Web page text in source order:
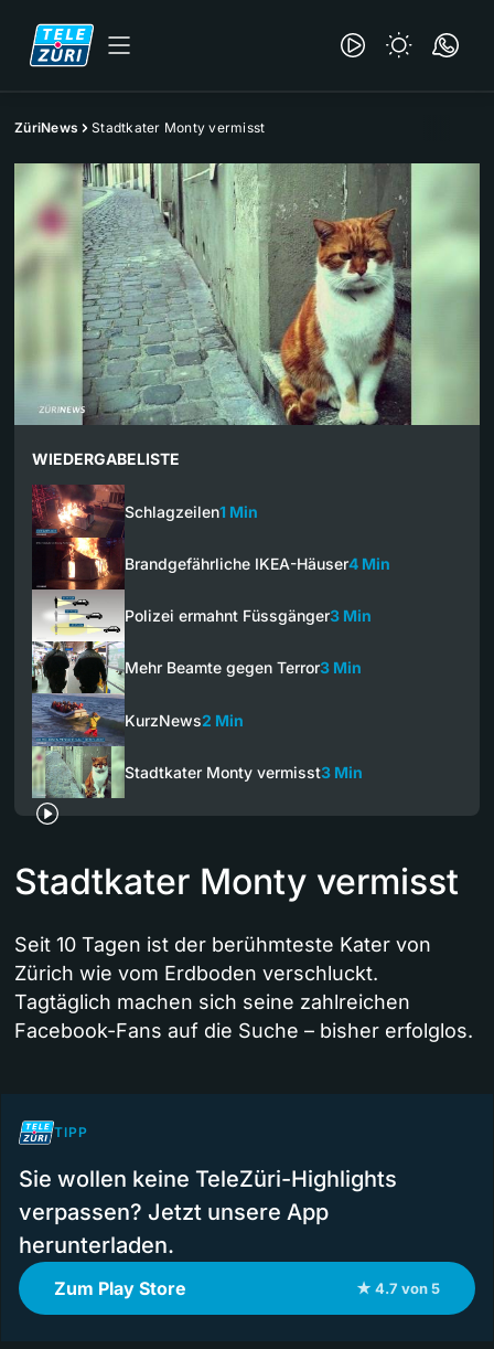
ZüriNews Stadtkater Monty vermisst
WIEDERGABELISTE
Schlagzeilen1 Min
Brandgefährliche IKEA-Häuser4 Min
Polizei ermahnt Füssgänger3 Min
Mehr Beamte gegen Terror3 Min
KurzNews2 Min
Stadtkater Monty vermisst3 Min
Stadtkater Monty vermisst
Seit 10 Tagen ist der berühmteste Kater von
Zürich wie vom Erdboden verschluckt.
Tagtäglich machen sich seine zahlreichen
Facebook-Fans auf die Suche – bisher erfolglos.
TIPP
Sie wollen keine TeleZüri-Highlights
verpassen? Jetzt unsere App
herunterladen.
Zum Play Store ★ 4.7 von 5